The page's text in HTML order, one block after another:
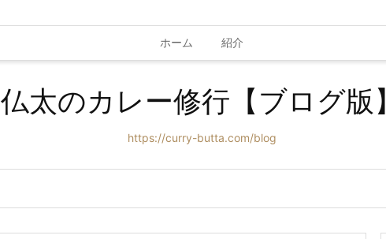
ホーム 紹介
仏太のカレー修行【ブログ版】
https://curry-butta.com/blog